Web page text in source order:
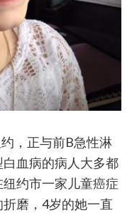
，正与前B急性淋
血病的病人大多都
约市一家儿童癌症
磨，4岁的她一直